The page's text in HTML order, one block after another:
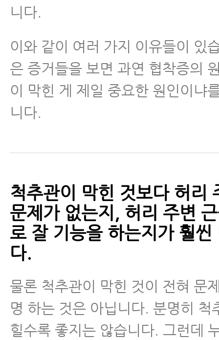
니다.
이와 같이 여러 가지 이유들이 있
은 증거들을 보면 과연 협착증의
이 막힌 게 제일 중요한 원인이냐
니다.
척추관이 막힌 것보다 허리
문제가 없는지, 허리 주변
로 잘 기능을 하는지가 훨씬
다.
물론 척추관이 막힌 것이 전혀 문
명 하는 것은 아닙니다. 분명히 척
힐수록 좋지는 않습니다. 그런데